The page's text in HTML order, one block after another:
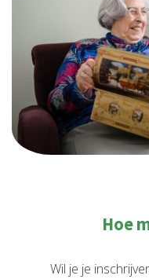
Hoe
Wil je je